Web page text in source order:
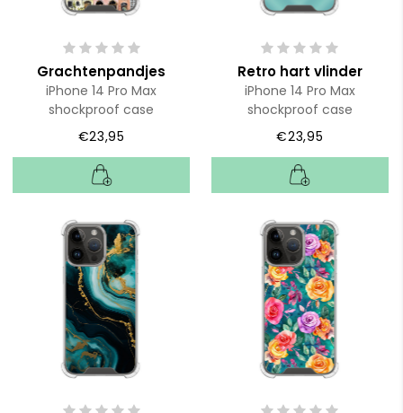
Grachtenpandjes
iPhone 14 Pro Max
shockproof case
€23,95
Retro hart vlinder
iPhone 14 Pro Max
shockproof case
€23,95